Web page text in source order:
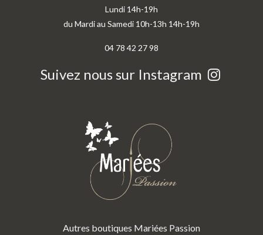
Lundi 14h-19h
du Mardi au Samedi 10h-13h 14h-19h
04 78 42 27 98
Suivez nous sur Instagram
Autres boutiques Mariées Passion